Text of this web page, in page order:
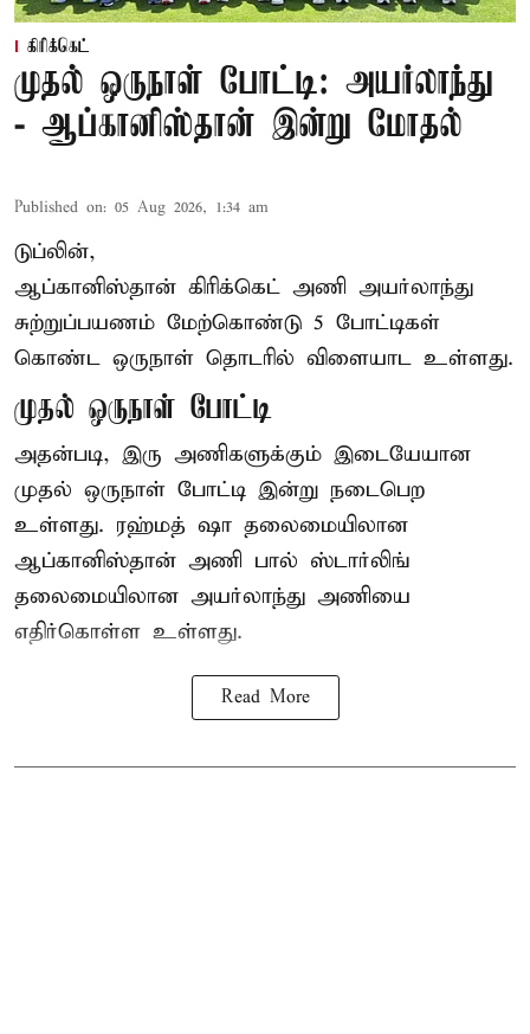
கிரிக்கெட்
முதல் ஒருநாள் போட்டி: அயர்லாந்து
- ஆப்கானிஸ்தான் இன்று மோதல்
Published on: 05 Aug 2026, 1:34 am
டுப்லின்,
ஆப்கானிஸ்தான் கிரிக்கெட் அணி அயர்லாந்து
சுற்றுப்பயணம் மேற்கொண்டு 5 போட்டிகள்
கொண்ட ஒருநாள் தொடரில் விளையாட உள்ளது.
முதல் ஒருநாள் போட்டி
அதன்படி, இரு அணிகளுக்கும் இடையேயான
முதல் ஒருநாள் போட்டி இன்று நடைபெற
உள்ளது. ரஹ்மத் ஷா தலைமையிலான
ஆப்கானிஸ்தான் அணி பால் ஸ்டார்லிங்
தலைமையிலான அயர்லாந்து அணியை
எதிர்கொள்ள உள்ளது.
Read More